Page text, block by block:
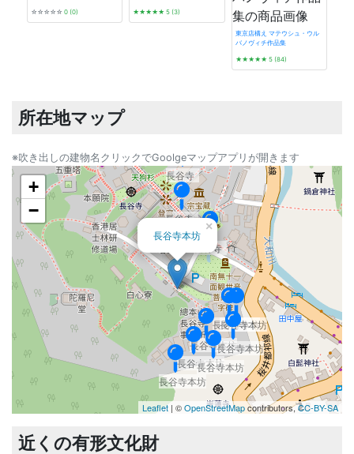
☆☆☆☆☆ 0 (0) ★★★★★ 5 (3)
東京店構え マテウシュ・ウル
バノヴィチ作品集
★★★★★5 (84)
所在地マップ
※吹き出しの建物名クリックでGoolgeマップアプリが開きます
長谷寺本坊
長谷寺本坊
長谷寺本坊
長谷寺本坊
長谷寺
長谷寺本坊
長谷寺本坊
長谷寺本坊
長谷寺
長谷寺
長谷寺本坊
×
+
−
Leaflet| ©OpenStreetMapcontributors,CC-BY-SA
近くの有形文化財